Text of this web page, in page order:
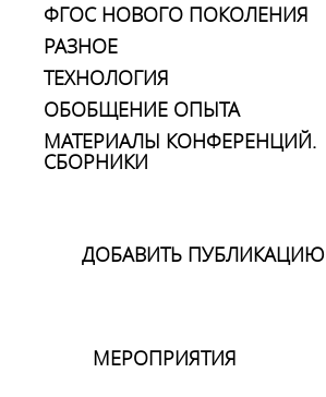
ФГОС НОВОГО ПОКОЛЕНИЯ
РАЗНОЕ
ТЕХНОЛОГИЯ
ОБОБЩЕНИЕ ОПЫТА
МАТЕРИАЛЫ КОНФЕРЕНЦИЙ.
СБОРНИКИ
ДОБАВИТЬ ПУБЛИКАЦИЮ
МЕРОПРИЯТИЯ